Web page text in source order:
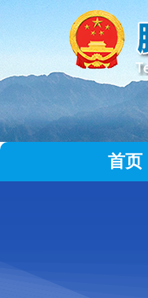
首页